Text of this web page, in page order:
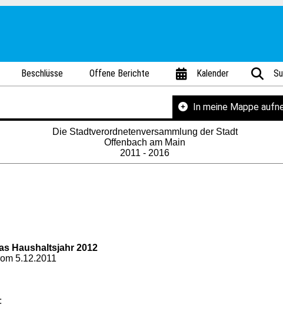
Beschlüsse Offene Berichte Kalender
In meine Mappe
Die Stadtverordnetenversammlung der Stadt
Offenbach am Main
2011 - 2016
Haushaltsjahr 2012
5.12.2011